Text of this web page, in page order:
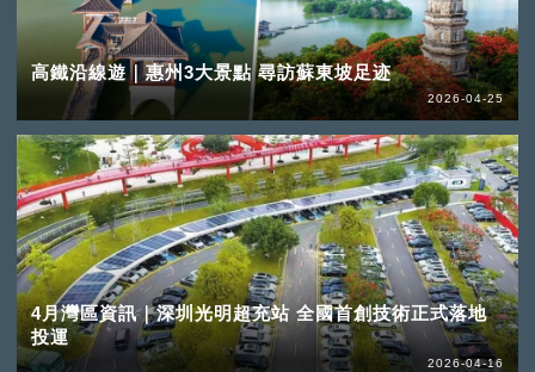
高鐵沿線遊｜惠州3大景點 尋訪蘇東坡足迹
2026-04-25
4月灣區資訊｜深圳光明超充站 全國首創技術正式落地
投運
2026-04-16